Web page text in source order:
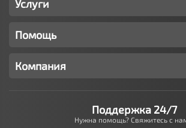
Услуги
Помощь
Компания
Поддержка 24/7
Нужна помощь? Свяжитесь с